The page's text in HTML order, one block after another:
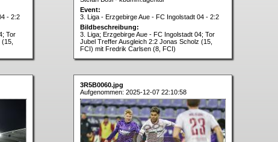
- 2:2
Tor
Event:
3. Liga - Erzgebirge Aue - FC Ingolstadt 04 - 2:2
Bildbeschreibung:
3. Liga; Erzgebirge Aue - FC Ingolstadt 04; Tor
Jubel Treffer Ausgleich 2:2 Jonas Scholz (15,
FCI) mit Fredrik Carlsen (8, FCI)
3R5B0060.jpg
Aufgenommen: 2025-12-07 22:10:58